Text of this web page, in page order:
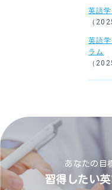
英語
（
英語
ラム
（
あなたの目
習得したい